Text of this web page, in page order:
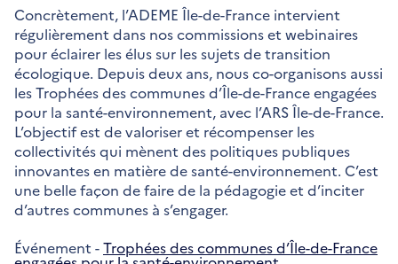
Concrètement, l’ADEME Île-de-France intervient
régulièrement dans nos commissions et webinaires
pour éclairer les élus sur les sujets de transition
écologique. Depuis deux ans, nous co-organisons aussi
les Trophées des communes d’Île-de-France engagées
pour la santé-environnement, avec l’ARS Île-de-France.
L’objectif est de valoriser et récompenser les
collectivités qui mènent des politiques publiques
innovantes en matière de santé-environnement. C’est
une belle façon de faire de la pédagogie et d’inciter
d’autres communes à s’engager.
Événement -Trophées des communes d’Île-de-France